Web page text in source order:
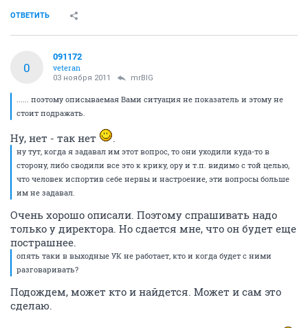
ОТВЕТИТЬ
0
091172
veteran
03 ноября 2011 mrBIG
...... поэтому описываемая Вами ситуация не показатель и этому не
стоит подражать.
Ну, нет - так нет .
ну тут, когда я задавал им этот вопрос, то они уходили куда-то в
сторону, либо сводили все это к крику, ору и т.п. видимо с той целью,
что человек испортив себе нервы и настроение, эти вопросы больше
им не задавал.
Очень хорошо описали. Поэтому спрашивать надо
только у директора. Но сдается мне, что он будет еще
пострашнее.
опять таки в выходные УК не работает, кто и когда будет с ними
разговаривать?
Подождем, может кто и найдется. Может и сам это
сделаю.